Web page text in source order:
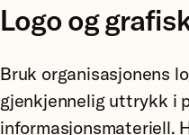
Logo og
Bruk organisasjonens
gjenkjennelig uttrykk i
informasjonsmateriell.